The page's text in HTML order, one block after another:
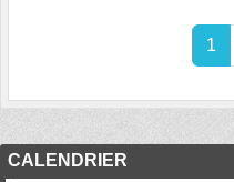
1
CALENDRIER